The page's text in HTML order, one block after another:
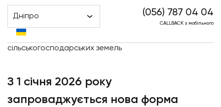
Дніпро (056) 787 04 04
CALLBACK з мобільного
Головна Новини
З 1 січня 2026 року запроваджується нова форма
сільськогосподарських земель
З 1 січня 2026 року
запроваджується нова форма